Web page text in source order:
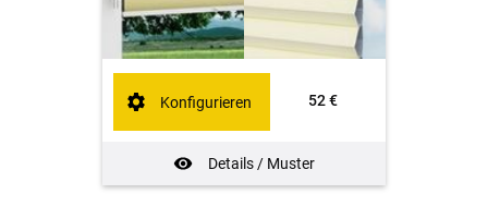
52 €
Details / Muster
Konfigurieren